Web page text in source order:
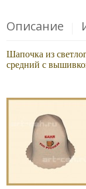
Описание
Шапочка из
средний с